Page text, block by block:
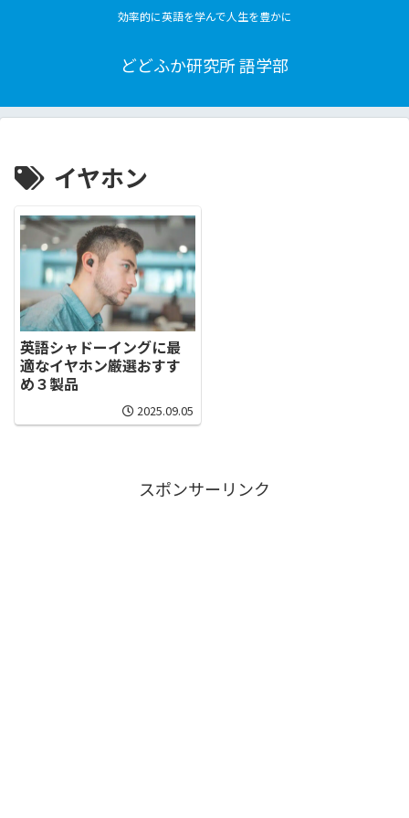
効率的に英語を学んで人生を豊かに
どどふか研究所 語学部
イヤホン
英語シャドーイングに最
適なイヤホン厳選おすす
め３製品
2025.09.05
スポンサーリンク